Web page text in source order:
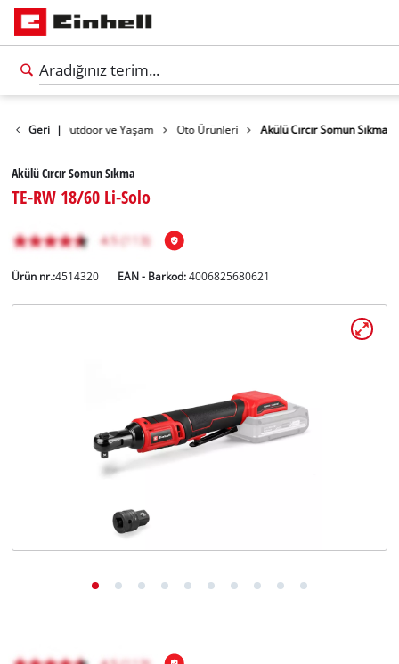
Geri |
Ürünler Outdoor ve Yaşam Oto Ürünleri Akülü Cırcır Somun Sıkma
Akülü Cırcır Somun Sıkma
TE-RW 18/60 Li-Solo
Ürün nr.:4514320 EAN - Barkod:4006825680621